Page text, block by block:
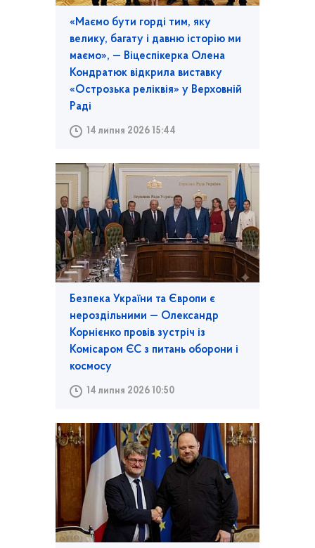
«Маємо бути горді тим, яку
велику, багату і давню історію ми
маємо», — Віцеспікерка Олена
Кондратюк відкрила виставку
«Острозька реліквія» у Верховній
Раді
14 липня 2026 15:44
Безпека України та Європи є
нероздільними — Олександр
Корнієнко провів зустріч із
Комісаром ЄС з питань оборони і
космосу
14 липня 2026 10:50